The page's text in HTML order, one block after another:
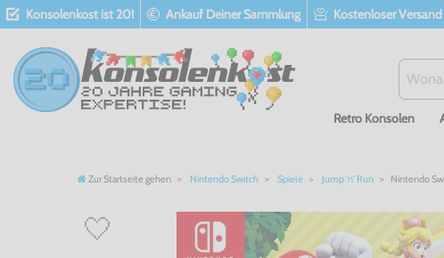
Konsolenkost ist 20! Ankauf Deiner Sammlung Kostenloser
Retro Konsolen
Zur Startseite gehen Nintendo Switch Spiele Jump 'n' Run Nintendo